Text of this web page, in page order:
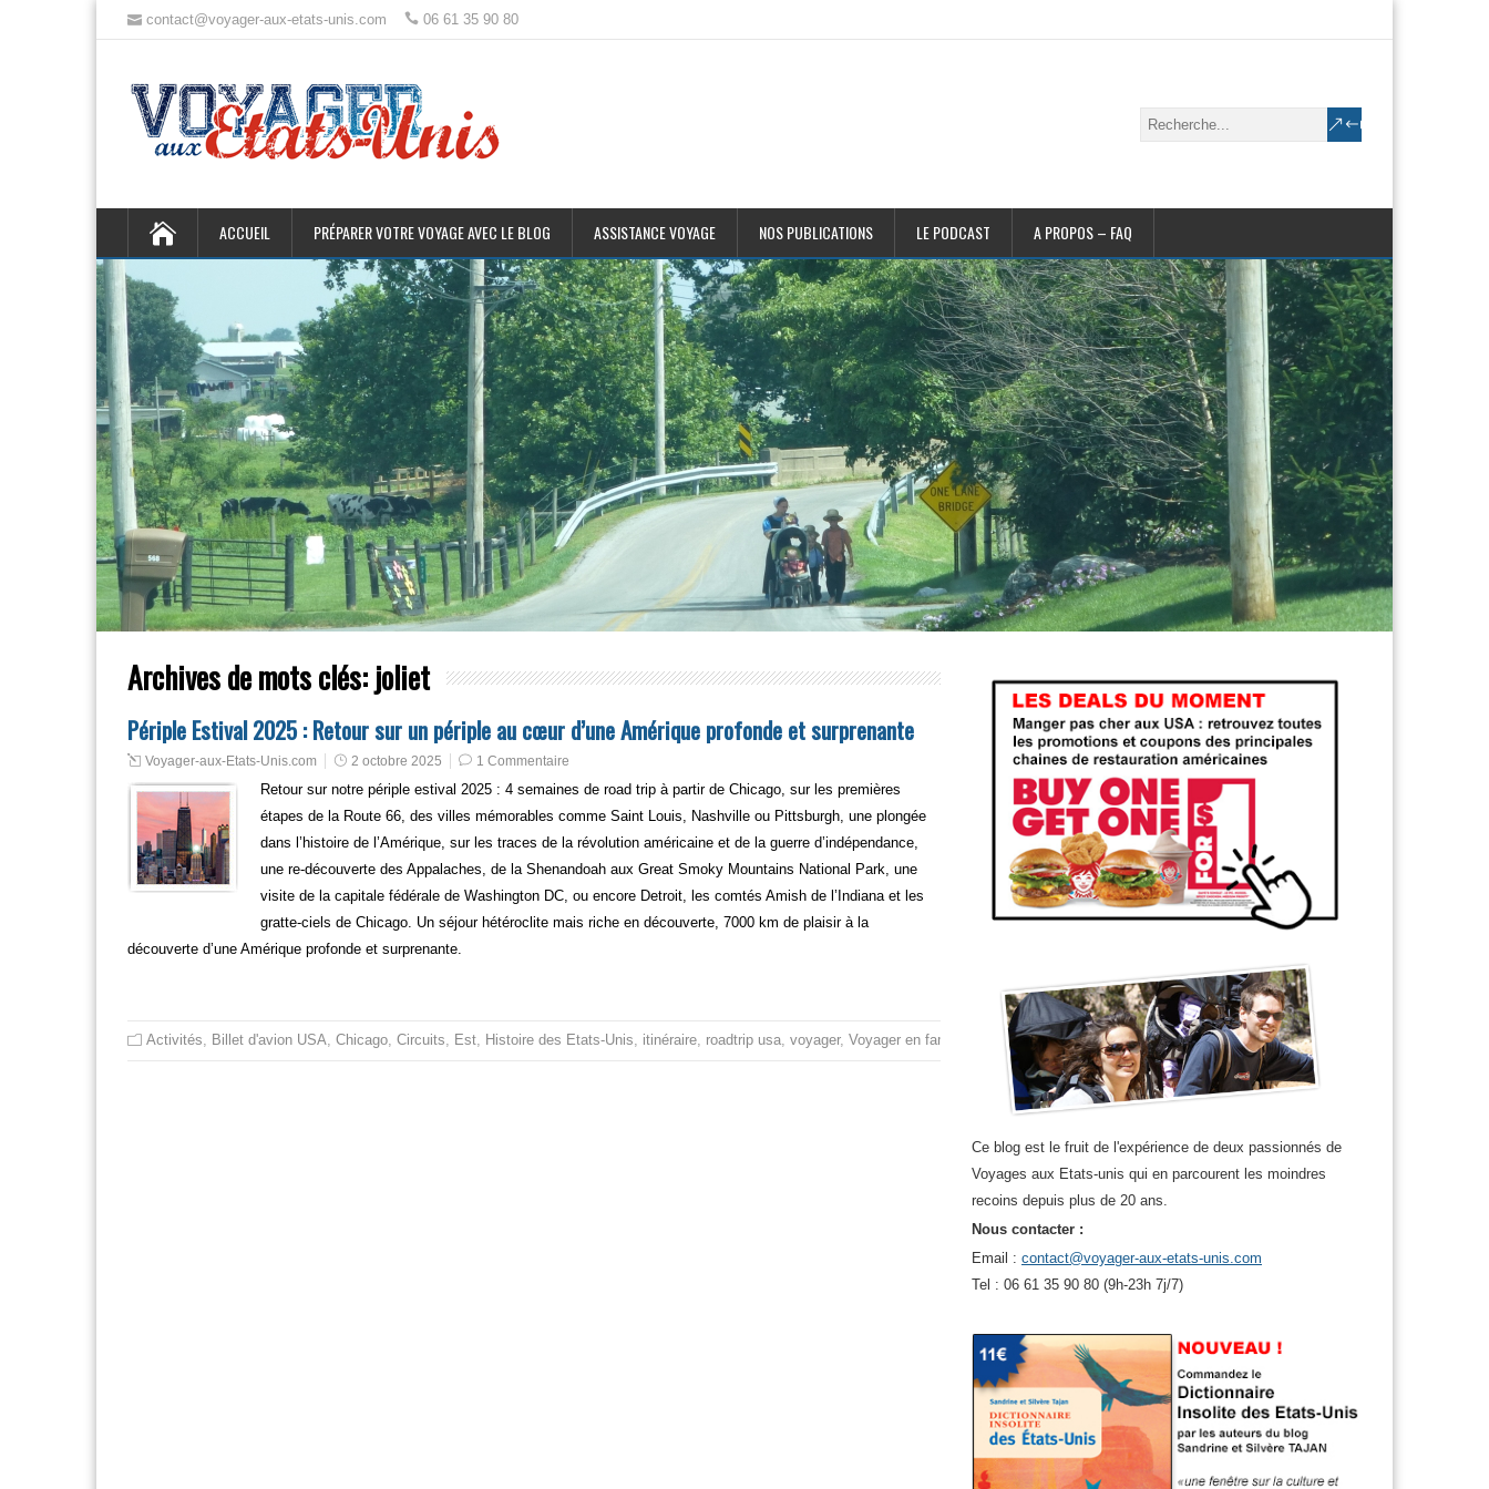
contact@voyager-aux-etats-unis.com 06 61 35 90 80
ACCUEIL PRÉPARER VOTRE VOYAGE AVEC LE BLOG ASSISTANCE VOYAGE NOS PUBLICATIONS LE PODCAST A PROPOS – FAQ
Archives de mots clés: joliet
Périple Estival 2025 : Retour sur un périple au cœur d’une Amérique profonde et surprenante
Voyager-aux-Etats-Unis.com 2 octobre 2025 1 Commentaire
Retour sur notre périple estival 2025 : 4 semaines de road trip à partir de Chicago, sur les premières
étapes de la Route 66, des villes mémorables comme Saint Louis, Nashville ou Pittsburgh, une plongée
dans l’histoire de l’Amérique, sur les traces de la révolution américaine et de la guerre d’indépendance,
une re-découverte des Appalaches, de la Shenandoah aux Great Smoky Mountains National Park, une
visite de la capitale fédérale de Washington DC, ou encore Detroit, les comtés Amish de l’Indiana et les
gratte-ciels de Chicago. Un séjour hétéroclite mais riche en découverte, 7000 km de plaisir à la
découverte d’une Amérique profonde et surprenante.
Activités, Billet d'avion USA, Chicago, Circuits, Est, Histoire des Etats-Unis, itinéraire, roadtrip usa, voyager, Voyager en famille aux usa
Ce blog est le fruit de l'expérience de deux passionnés de
Voyages aux Etats-unis qui en parcourent les moindres
recoins depuis plus de 20 ans.
Nous contacter :
Email : contact@voyager-aux-etats-unis.com
Tel : 06 61 35 90 80 (9h-23h 7j/7)